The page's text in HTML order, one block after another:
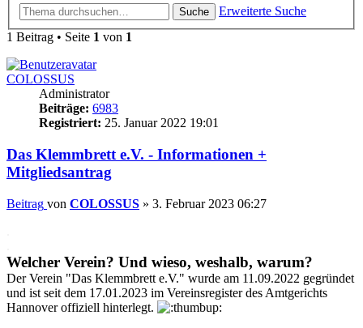
Suche
Erweiterte Suche
1 Beitrag • Seite 1 von 1
COLOSSUS
Administrator
Beiträge: 6983
Registriert: 25. Januar 2022 19:01
Das Klemmbrett e.V. - Informationen +
Mitgliedsantrag
Beitrag von COLOSSUS » 3. Februar 2023 06:27
Welcher Verein? Und wieso, weshalb, warum?
Der Verein "Das Klemmbrett e.V." wurde am 11.09.2022 gegründet
und ist seit dem 17.01.2023 im Vereinsregister des Amtgerichts
Hannover offiziell hinterlegt.